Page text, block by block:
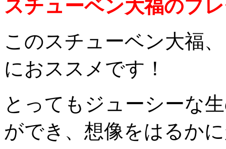
スチューベン大福のプ
このスチューベン大福
におススメです！
とってもジューシーな
ができ、想像をはるか